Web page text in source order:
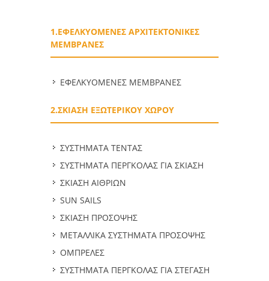
1.ΕΦΕΛΚΥΟΜΕΝΕΣ ΑΡΧΙΤΕΚΤΟΝΙΚΕΣ
ΜΕΜΒΡΑΝΕΣ
ΕΦΕΛΚΥΟΜΕΝΕΣ ΜΕΜΒΡΑΝΕΣ
2.ΣΚΙΑΣΗ ΕΞΩΤΕΡΙΚΟΥ ΧΩΡΟΥ
ΣΥΣΤΗΜΑΤΑ ΤΕΝΤΑΣ
ΣΥΣΤΗΜΑΤΑ ΠΕΡΓΚΟΛΑΣ ΓΙΑ ΣΚΙΑΣΗ
ΣΚΙΑΣΗ ΑΙΘΡΙΩΝ
SUN SAILS
ΣΚΙΑΣΗ ΠΡΟΣΟΨΗΣ
ΜΕΤΑΛΛΙΚΑ ΣΥΣΤΗΜΑΤΑ ΠΡΟΣΟΨΗΣ
ΟΜΠΡΕΛΕΣ
ΣΥΣΤΗΜΑΤΑ ΠΕΡΓΚΟΛΑΣ ΓΙΑ ΣΤΕΓΑΣΗ